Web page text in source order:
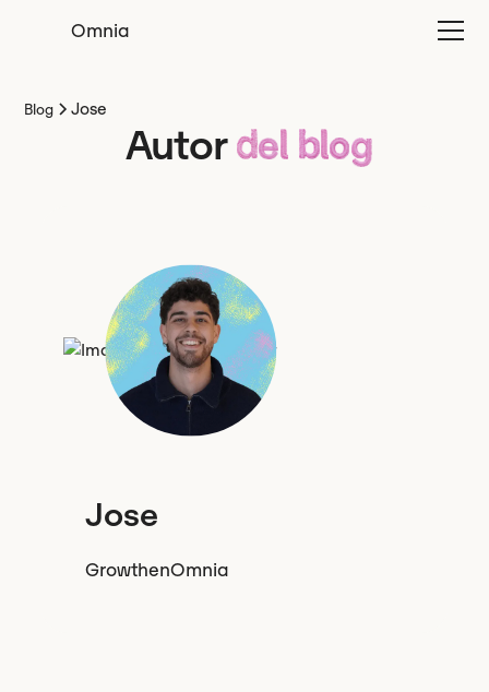
Omnia
Blog Jose
Autor del blog
Jose
GrowthenOmnia